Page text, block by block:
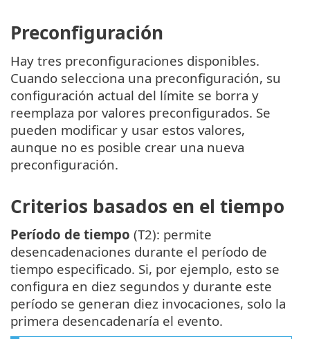
Preconfiguración
Hay tres preconfiguraciones disponibles.
Cuando selecciona una preconfiguración, su
configuración actual del límite se borra y
reemplaza por valores preconfigurados. Se
pueden modificar y usar estos valores,
aunque no es posible crear una nueva
preconfiguración.
Criterios basados en el tiempo
Período de tiempo (T2): permite
desencadenaciones durante el período de
tiempo especificado. Si, por ejemplo, esto se
configura en diez segundos y durante este
período se generan diez invocaciones, solo la
primera desencadenaría el evento.